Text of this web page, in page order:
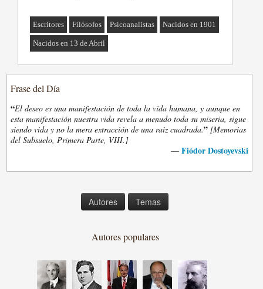
Escritores Filósofos Psicoanalistas Nacidos en 1901
Nacidos en 13 de Abril
Frase del Día
“El deseo es una manifestación de toda la vida humana, y aunque en
esta manifestación nuestra vida revela a menudo toda su miseria, sigue
siendo vida y no la mera extracción de una raiz cuadrada.” [Memorias
del Subsuelo, Primera Parte, VIII.]
— Fiódor Dostoyevski
Autores Temas
Autores populares